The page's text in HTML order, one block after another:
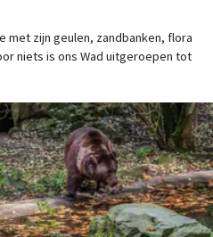
met zijn geulen, zandbanken, flora
niets is ons Wad uitgeroepen tot